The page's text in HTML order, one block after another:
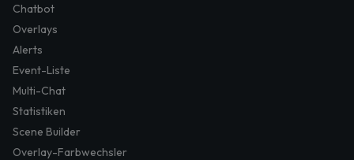
Chatbot
Overlays
Alerts
Event-Liste
Multi-Chat
Statistiken
Scene Builder
Overlay-Farbwechsler